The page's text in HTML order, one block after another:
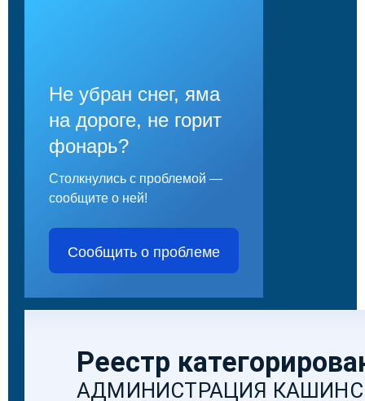
Не убран снег, яма
на дороге, не горит
фонарь?
Столкнулись с проблемой —
сообщите о ней!
Сообщить о проблеме